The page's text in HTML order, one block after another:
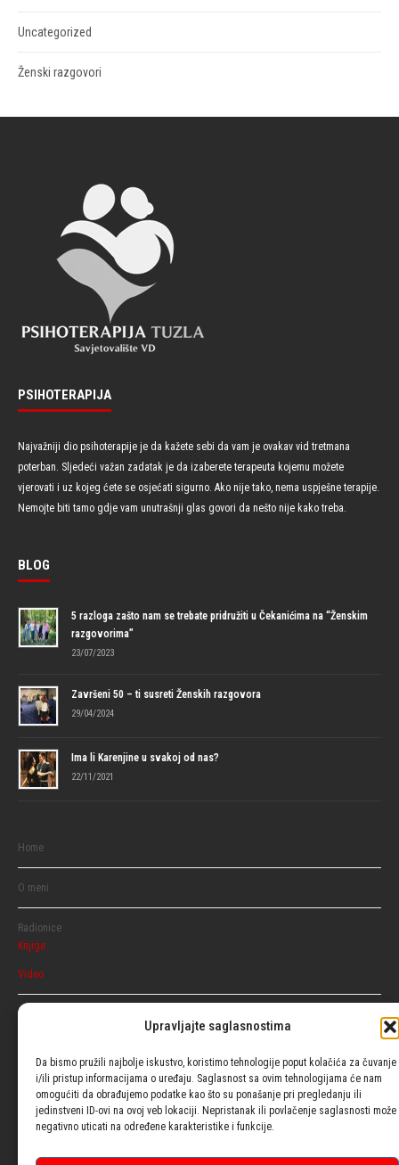
Upravljajte saglasnostima
Da bismo pružili najbolje iskustvo, koristimo tehnologije poput kolačića za čuvanje
i/ili pristup informacijama o uređaju. Saglasnost sa ovim tehnologijama će nam
omogućiti da obrađujemo podatke kao što su ponašanje pri pregledanju ili
jedinstveni ID-ovi na ovoj veb lokaciji. Nepristanak ili povlačenje saglasnosti može
negativno uticati na određene karakteristike i funkcije.
Uncategorized
Ženski razgovori
PSIHOTERAPIJA
Najvažniji dio psihoterapije je da kažete sebi da vam je ovakav vid tretmana
poterban. Sljedeći važan zadatak je da izaberete terapeuta kojemu možete
vjerovati i uz kojeg ćete se osjećati sigurno. Ako nije tako, nema uspješne terapije.
Nemojte biti tamo gdje vam unutrašnji glas govori da nešto nije kako treba.
BLOG
5 razloga zašto nam se trebate pridružiti u Čekanićima na “Ženskim
razgovorima”
23/07/2023
Završeni 50 – ti susreti Ženskih razgovora
29/04/2024
Ima li Karenjine u svakoj od nas?
22/11/2021
Home
O meni
Radionice
Knjige
Video
Razgovaraj
Muški
Usluge